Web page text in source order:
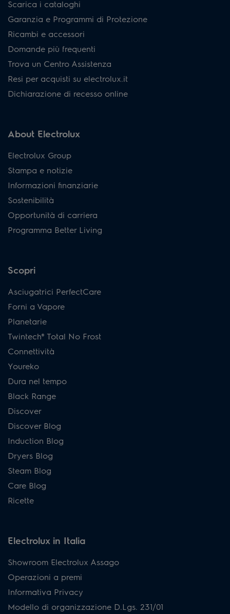
Scarica i cataloghi
Garanzia e Programmi di Protezione
Ricambi e accessori
Domande più frequenti
Trova un Centro Assistenza
Resi per acquisti su electrolux.it
Dichiarazione di recesso online
About Electrolux
Electrolux Group
Stampa e notizie
Informazioni finanziarie
Sostenibilità
Opportunità di carriera
Programma Better Living
Scopri
Asciugatrici PerfectCare
Forni a Vapore
Planetarie
Twintech® Total No Frost
Connettività
Youreko
Dura nel tempo
Black Range
Discover
Discover Blog
Induction Blog
Dryers Blog
Steam Blog
Care Blog
Ricette
Electrolux in Italia
Showroom Electrolux Assago
Operazioni a premi
Informativa Privacy
Modello di organizzazione D.Lgs. 231/01